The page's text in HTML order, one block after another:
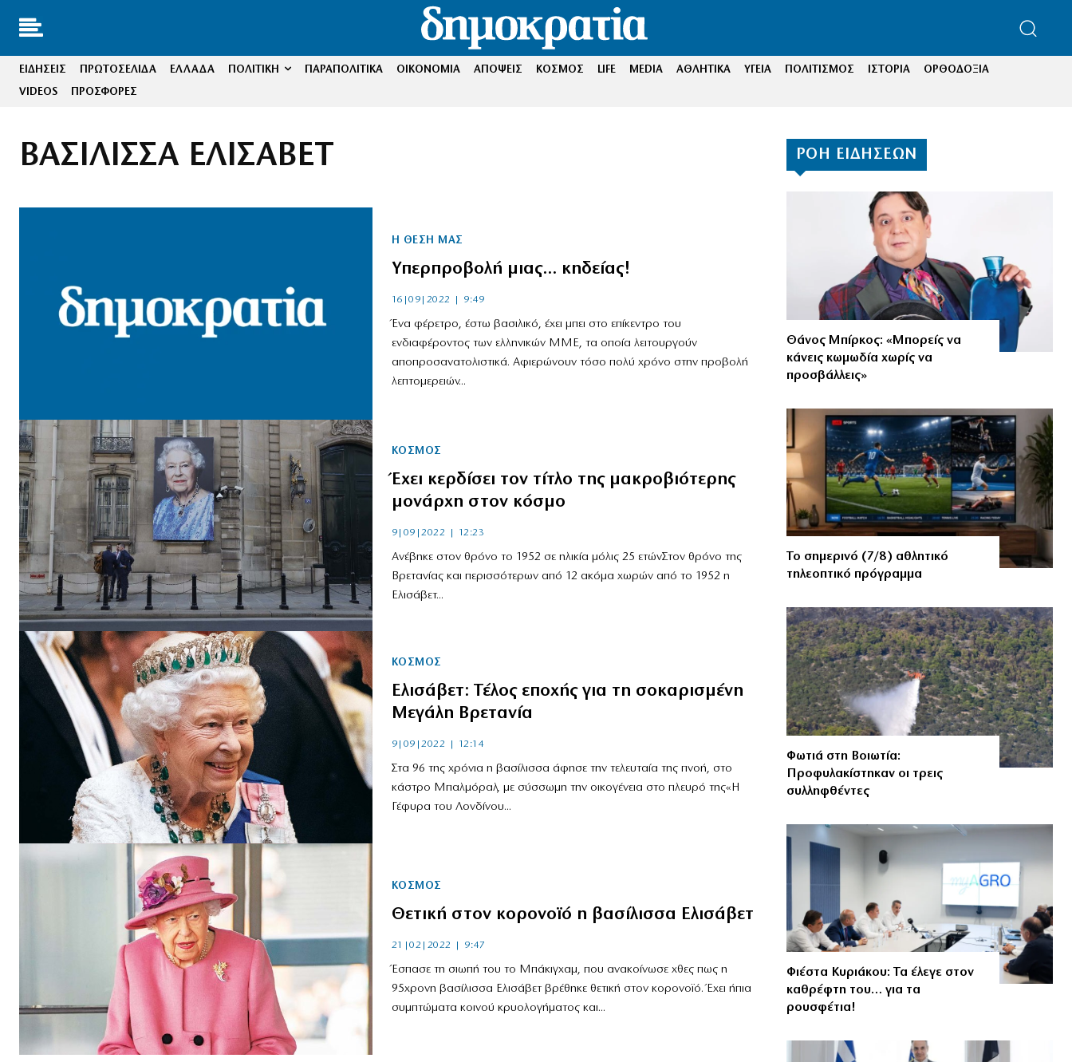
ΕΙΔΗΣΕΙΣ ΠΡΩΤΟΣΕΛΙΔΑ ΕΛΛΑΔΑ ΠΟΛΙΤΙΚΗ ΠΑΡΑΠΟΛΙΤΙΚΑ ΟΙΚΟΝΟΜΙΑ ΑΠΟΨΕΙΣ ΚΟΣΜΟΣ LIFE MEDIA ΑΘΛΗΤΙΚΑ ΥΓΕΙΑ ΠΟΛΙΤΙΣΜΟΣ ΙΣΤΟΡΙΑ
ΟΡΘΟΔΟΞΙΑ
VIDEOS
ΠΡΟΣΦΟΡΕΣ
ΒΑΣΙΛΙΣΣΑ ΕΛΙΣΑΒΕΤ
Η ΘΕΣΗ ΜΑΣ
Υπερπροβολή μιας… κηδείας!
16|09|2022 | 9:49
Ένα φέρετρο, έστω βασιλικό, έχει μπει στο επίκεντρο του
ενδιαφέροντος των ελληνικών ΜΜΕ, τα οποία λειτουργούν
αποπροσανατολιστικά. Αφιερώνουν τόσο πολύ χρόνο στην προβολή
λεπτομερειών...
ΚΟΣΜΟΣ
Έχει κερδίσει τον τίτλο της μακροβιότερης
μονάρχη στον κόσμο
9|09|2022 | 12:23
Ανέβηκε στον θρόνο το 1952 σε ηλικία μόλις 25 ετώνΣτον θρόνο της
Βρετανίας και περισσότερων από 12 ακόμα χωρών από το 1952 η
Ελισάβετ...
ΚΟΣΜΟΣ
Ελισάβετ: Τέλος εποχής για τη σοκαρισμένη
Μεγάλη Βρετανία
9|09|2022 | 12:14
Στα 96 της χρόνια η βασίλισσα άφησε την τελευταία της πνοή, στο
κάστρο Μπαλμόραλ, με σύσσωμη την οικογένεια στο πλευρό της«Η
Γέφυρα του Λονδίνου...
ΚΟΣΜΟΣ
Θετική στον κορονοϊό η βασίλισσα Ελισάβετ
21|02|2022 | 9:47
Έσπασε τη σιωπή του το Μπάκιγχαμ, που ανακοίνωσε χθες πως η
95χρονη βασίλισσα Ελισάβετ βρέθηκε θετική στον κορονοϊό. Έχει ήπια
συμπτώματα κοινού κρυολογήματος και...
ΡΟΗ ΕΙΔΗΣΕΩΝ
Θάνος Μπίρκος: «Μπορείς να
κάνεις κωμωδία χωρίς να
προσβάλλεις»
Το σημερινό (7/8) αθλητικό
τηλεοπτικό πρόγραμμα
Φωτιά στη Βοιωτία:
Προφυλακίστηκαν οι τρεις
συλληφθέντες
Φιέστα Κυριάκου: Τα έλεγε στον
καθρέφτη του… για τα
ρουσφέτια!